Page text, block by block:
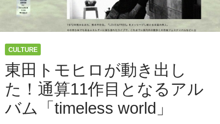
CULTURE
東田トモヒロが動き出し
た！通算11作目となるアル
バム「timeless world」